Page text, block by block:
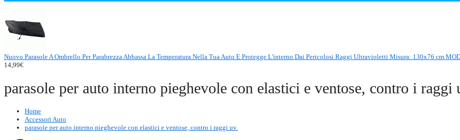
Nuovo Parasole A Ombrello Per Parabrezza Abbassa La Temperatura Nella Tua Auto E Protegge L'interno Dai Pericolosi Raggi Ultravioletti Misura: 130x76 cm
14,99€
parasole per auto interno pieghevole con elastici e ventose, contro i raggi
Home
Accessori Auto
parasole per auto interno pieghevole con elastici e ventose, contro i raggi uv.